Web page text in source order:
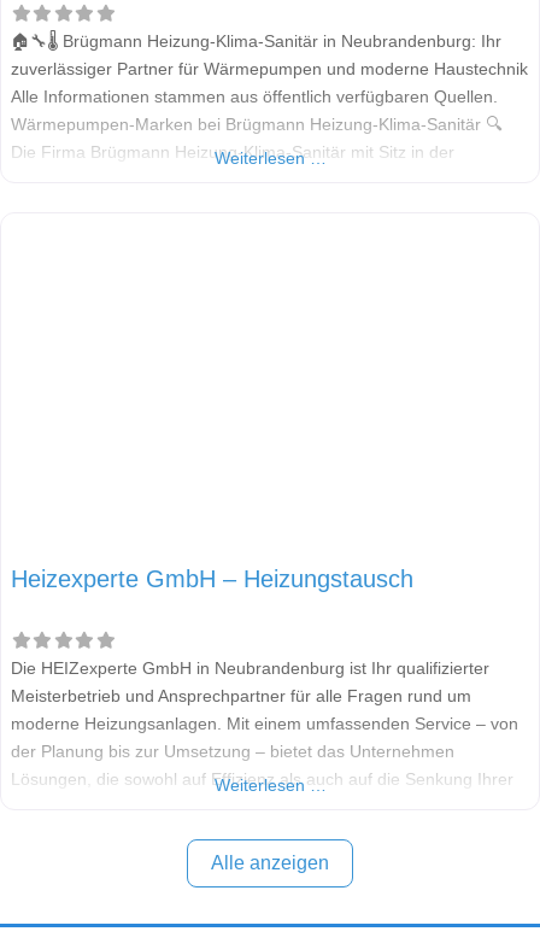
🏠🔧🌡️ Brügmann Heizung-Klima-Sanitär in Neubrandenburg: Ihr
zuverlässiger Partner für Wärmepumpen und moderne Haustechnik
Alle Informationen stammen aus öffentlich verfügbaren Quellen.
Wärmepumpen-Marken bei Brügmann Heizung-Klima-Sanitär 🔍
Die Firma Brügmann Heizung-Klima-Sanitär mit Sitz in der
Weiterlesen …
Heizexperte GmbH – Heizungstausch
Die HEIZexperte GmbH in Neubrandenburg ist Ihr qualifizierter
Meisterbetrieb und Ansprechpartner für alle Fragen rund um
moderne Heizungsanlagen. Mit einem umfassenden Service – von
der Planung bis zur Umsetzung – bietet das Unternehmen
Lösungen, die sowohl auf Effizienz als auch auf die Senkung Ihrer
Weiterlesen …
Alle anzeigen